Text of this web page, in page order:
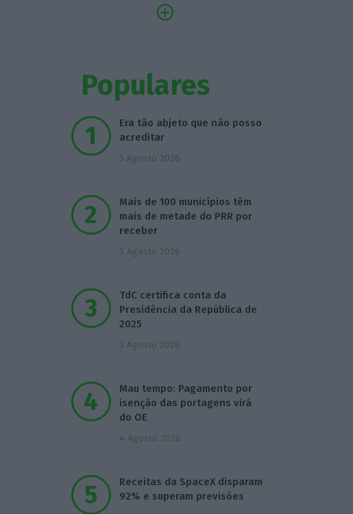
Populares
Era tão abjeto que não posso
acreditar
5 Agosto 2026
Mais de 100 municípios têm
mais de metade do PRR por
receber
3 Agosto 2026
TdC certifica conta da
Presidência da República de
2025
3 Agosto 2026
Mau tempo: Pagamento por
isenção das portagens virá
do OE
4 Agosto 2026
Receitas da SpaceX disparam
92% e superam previsões